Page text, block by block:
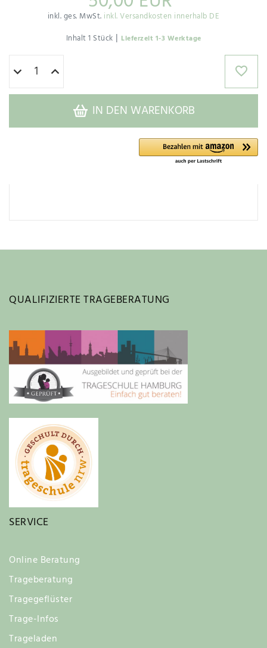
inkl. ges. MwSt. inkl. Versandkosten innerhalb DE
Inhalt1 Stück | Lieferzeit 1-3 Werktage
IN DEN WARENKORB
QUALIFIZIERTE TRAGEBERATUNG
SERVICE
Online Beratung
Trageberatung
Tragegeflüster
Trage-Infos
Trageladen